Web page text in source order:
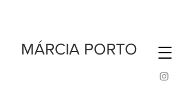
MÁRCIA PORTO